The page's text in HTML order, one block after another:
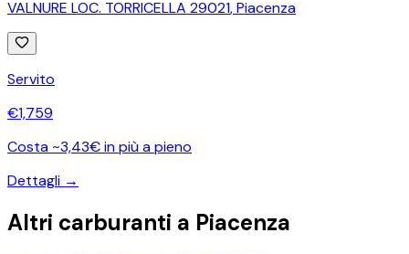
VALNURE LOC. TORRICELLA 29021,Piacenza
Servito
€1,759
Costa ~3,43€ in più a pieno
Dettagli →
Altri carburanti a Piacenza